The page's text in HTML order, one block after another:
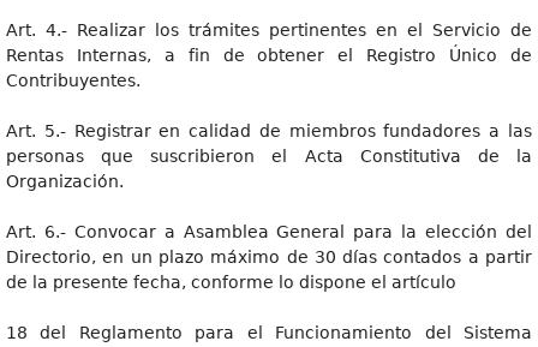
Art. 4.- Realizar los trámites pertinentes en el Servicio de
Rentas Internas, a fin de obtener el Registro Único de
Contribuyentes.
Art. 5.- Registrar en calidad de miembros fundadores a las
personas que suscribieron el Acta Constitutiva de la
Organización.
Art. 6.- Convocar a Asamblea General para la elección del
Directorio, en un plazo máximo de 30 días contados a partir
de la presente fecha, conforme lo dispone el artículo
18 del Reglamento para el Funcionamiento del Sistema